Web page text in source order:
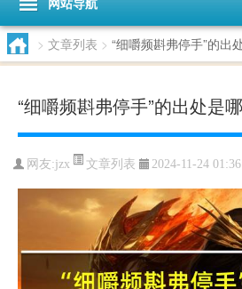
> 文章列表 > “细嚼频斟弗停手”的出
“细嚼频斟弗停手”的出处是
网友:jzx 文章列表 2024-11-24